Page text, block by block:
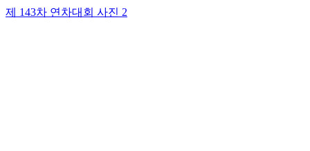
제 143차 연차대회 사진 2